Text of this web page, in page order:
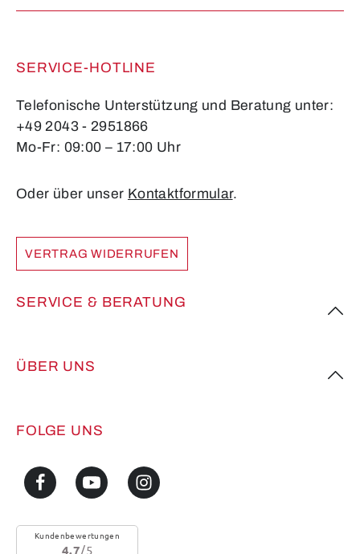
SERVICE-HOTLINE
Telefonische Unterstützung und Beratung unter:
+49 2043 - 2951866
Mo-Fr: 09:00 – 17:00 Uhr
Oder über unser Kontaktformular.
VERTRAG WIDERRUFEN
SERVICE & BERATUNG
ÜBER UNS
FOLGE UNS
Kundenbewertungen
4.7/5